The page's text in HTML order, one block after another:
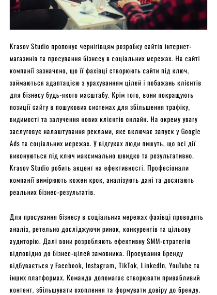
Krasov Studio пропонує чернігівцям розробку сайтів інтернет-
магазинів та просування бізнесу в соціальних мережах. На сайті
компанії зазначено, що її фахівці створюють сайти під ключ,
займаються адаптацією з урахуванням цілей і побажань клієнтів
для бізнесу будь-якого масштабу. Крім того, вони покращують
позиції сайту в пошукових системах для збільшення трафіку,
видимості та залучення нових клієнтів онлайн. На окрему увагу
заслуговує налаштування реклами, яке включає запуск у Google
Ads та соціальних мережах. У відгуках люди пишуть, що всі дії
виконуються під ключ максимально швидко та результативно.
Krasov Studio робить акцент на ефективності. Професіонали
компанії вимірюють кожен крок, аналізують дані та досягають
реальних бізнес-результатів.
Для просування бізнесу в соціальних мережах фахівці проводять
аналіз, ретельно досліджуючи ринок, конкурентів та цільову
аудиторію. Далі вони розробляють ефективну SMM-стратегію
відповідно до бізнес-цілей замовника. Просування бренду
відбувається у Facebook, Instagram, TikTok, LinkedIn, YouTube та
інших платформах. Команда допомагає створювати привабливий
контент, збільшувати охоплення та формувати довіру до бренду.